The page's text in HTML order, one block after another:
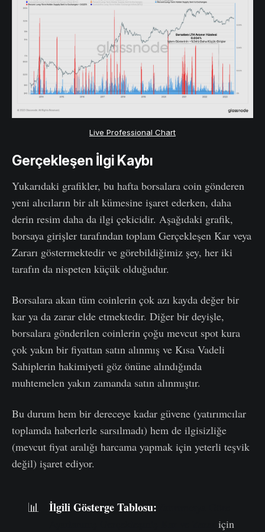
Live Professional Chart
Gerçekleşen İlgi Kaybı
Yukarıdaki grafikler, bu hafta borsalara coin gönderen
yeni alıcıların bir alt kümesine işaret ederken, daha
derin resim daha da ilgi çekicidir. Aşağıdaki grafik,
borsaya girişler tarafından toplam Gerçekleşen Kar veya
Zararı göstermektedir ve görebildiğimiz şey, her iki
tarafın da nispeten küçük olduğudur.
Borsalara akan tüm coinlerin çok azı kayda değer bir
kar ya da zarar elde etmektedir. Diğer bir deyişle,
borsalara gönderilen coinlerin çoğu mevcut spot kura
çok yakın bir fiyattan satın alınmış ve Kısa Vadeli
Sahiplerin hakimiyeti göz önüne alındığında
muhtemelen yakın zamanda satın alınmıştır.
Bu durum hem bir dereceye kadar güvene (yatırımcılar
toplamda haberlerle sarsılmadı) hem de ilgisizliğe
(mevcut fiyat aralığı harcama yapmak için yeterli teşvik
değil) işaret ediyor.
📊 İlgili Gösterge Tablosu:
için